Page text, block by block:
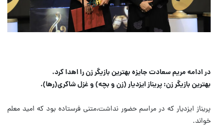
در ادامه مریم سعادت جایزه بهترین بازیگر زن را اهدا کرد.
بهترین بازیگر زن: پریناز ایزدیار (زن‌ و بچه) و غزل شاکری(رها).
پریناز ایزدیار که در مراسم حضور نداشت،متنی فرستاده بود که امید معلم
خواند.